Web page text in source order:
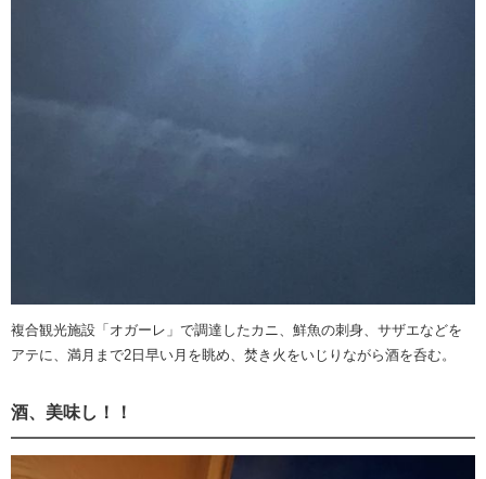
複合観光施設「オガーレ」で調達したカニ、鮮魚の刺身、サザエなどを
アテに、満月まで2日早い月を眺め、焚き火をいじりながら酒を呑む。
酒、美味し！！